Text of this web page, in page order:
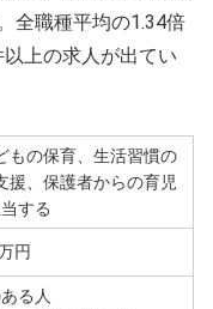
全職種平均の1.34倍
上の求人が出てい
もの保育、生活習慣の
援、保護者からの育児
する
円
る人